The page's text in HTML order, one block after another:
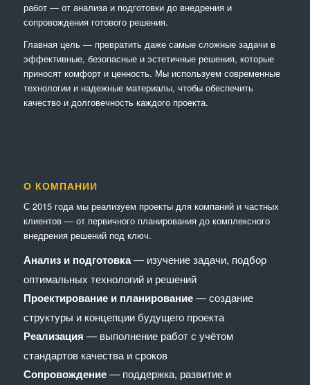
работ — от анализа и подготовки до внедрения и
сопровождения готового решения.
Главная цель — превратить даже самые сложные задачи в
эффективные, безопасные и эстетичные решения, которые
приносят комфорт и ценность. Мы используем современные
технологии и надежные материалы, чтобы обеспечить
качество и долговечность каждого проекта.
О КОМПАНИИ
С 2015 года мы реализуем проекты для компаний и частных
клиентов — от первичного планирования до комплексного
внедрения решений под ключ.
Анализ и подготовка— изучение задачи, подбор
оптимальных технологий и решений
Проектирование и планирование— создание
структуры и концепции будущего проекта
Реализация — выполнение работ с учётом
стандартов качества и сроков
Сопровождение— поддержка, развитие и